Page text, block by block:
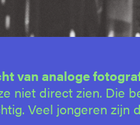
van analoge
niet direct zien. Die
Veel jongeren zijn